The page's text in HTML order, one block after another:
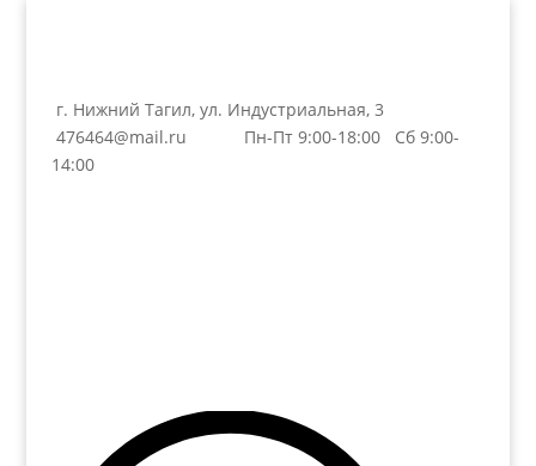
г. Нижний Тагил, ул. Индустриальная, 3
476464@mail.ru
Пн-Пт 9:00-18:00 Сб 9:00-
14:00